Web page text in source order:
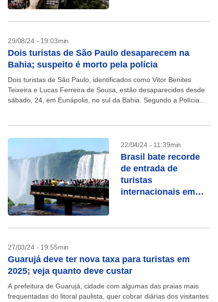
origem
29/08/24 - 19:03min
Dois turistas de São Paulo desaparecem na
Bahia; suspeito é morto pela polícia
Dois turistas de São Paulo, identificados como Vitor Benites
Teixeira e Lucas Ferreira de Sousa, estão desaparecidos desde
sábado, 24, em Eunápolis, no sul da Bahia. Segundo a Polícia
22/04/24 - 11:39min
Brasil bate recorde
de entrada de
turistas
internacionais em
27/03/24 - 19:55min
Guarujá deve ter nova taxa para turistas em
2025; veja quanto deve custar
A prefeitura de Guarujá, cidade com algumas das praias mais
frequentadas do litoral paulista, quer cobrar diárias dos visitantes